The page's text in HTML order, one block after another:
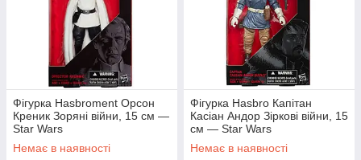
Фігурка Hasbroment Орсон
Креник Зоряні війни, 15 см —
Star Wars
Немає в наявності
Фігурка Hasbro Капітан
Касіан Андор Зіркові війни, 15
см — Star Wars
Немає в наявності